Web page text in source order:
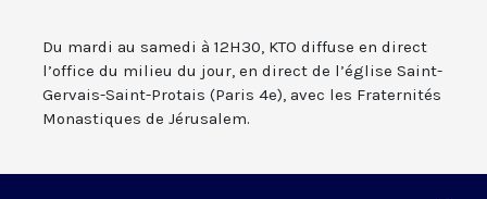
Du mardi au samedi à 12H30, KTO diffuse en direct
l’office du milieu du jour, en direct de l’église Saint-
Gervais-Saint-Protais (Paris 4e), avec les Fraternités
Monastiques de Jérusalem.